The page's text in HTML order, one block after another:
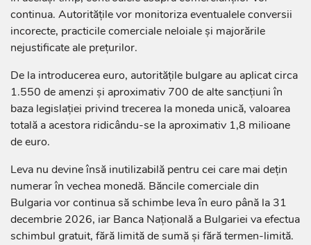
continua. Autoritățile vor monitoriza eventualele conversii
incorecte, practicile comerciale neloiale și majorările
nejustificate ale prețurilor.
De la introducerea euro, autoritățile bulgare au aplicat circa
1.550 de amenzi și aproximativ 700 de alte sancțiuni în
baza legislației privind trecerea la moneda unică, valoarea
totală a acestora ridicându-se la aproximativ 1,8 milioane
de euro.
Leva nu devine însă inutilizabilă pentru cei care mai dețin
numerar în vechea monedă. Băncile comerciale din
Bulgaria vor continua să schimbe leva în euro până la 31
decembrie 2026, iar Banca Națională a Bulgariei va efectua
schimbul gratuit, fără limită de sumă și fără termen-limită.